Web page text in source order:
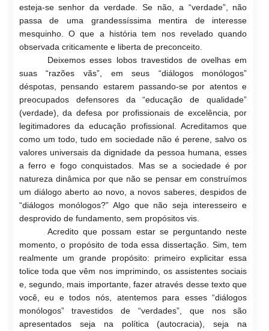
esteja-se senhor da verdade. Se não, a “verdade”, não
passa de uma grandessíssima mentira de interesse
mesquinho. O que a história tem nos revelado quando
observada criticamente e liberta de preconceito.
Deixemos esses lobos travestidos de ovelhas em
suas “razões vãs”, em seus “diálogos monólogos”
déspotas, pensando estarem passando-se por atentos e
preocupados defensores da “educação de qualidade”
(verdade), da defesa por profissionais de excelência, por
legitimadores da educação profissional. Acreditamos que
como um todo, tudo em sociedade não é perene, salvo os
valores universais da dignidade da pessoa humana, esses
a ferro e fogo conquistados. Mas se a sociedade é por
natureza dinâmica por que não se pensar em construímos
um diálogo aberto ao novo, a novos saberes, despidos de
“diálogos monólogos?” Algo que não seja interesseiro e
desprovido de fundamento, sem propósitos vis.
Acredito que possam estar se perguntando neste
momento, o propósito de toda essa dissertação. Sim, tem
realmente um grande propósito: primeiro explicitar essa
tolice toda que vêm nos imprimindo, os assistentes sociais
e, segundo, mais importante, fazer através desse texto que
você, eu e todos nós, atentemos para esses “diálogos
monólogos” travestidos de “verdades”, que nos são
apresentados seja na política (autocracia), seja na